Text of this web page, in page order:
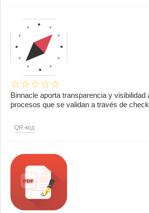
Binnacle aporta transparencia y visibilidad
procesos que se validan a través de
QR-код